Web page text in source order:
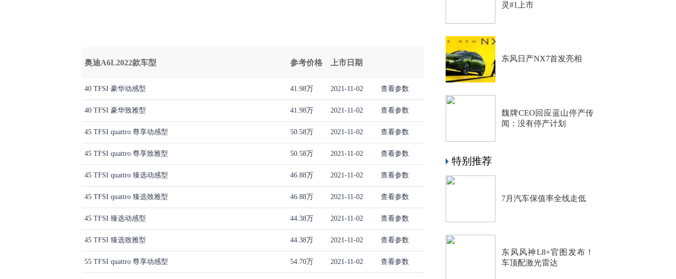
奥迪A6L2022款车型 参考价格 上市日期
40 TFSI 豪华动感型 41.98万 2021-11-02 查看参数
40 TFSI 豪华致雅型 41.98万 2021-11-02 查看参数
45 TFSI quattro 尊享动感型 50.58万 2021-11-02 查看参数
45 TFSI quattro 尊享致雅型 50.58万 2021-11-02 查看参数
45 TFSI quattro 臻选动感型 46.88万 2021-11-02 查看参数
45 TFSI quattro 臻选致雅型 46.88万 2021-11-02 查看参数
45 TFSI 臻选动感型 44.38万 2021-11-02 查看参数
45 TFSI 臻选致雅型 44.38万 2021-11-02 查看参数
55 TFSI quattro 尊享动感型 54.70万 2021-11-02 查看参数
灵#1上市
东风日产NX7首发亮相
魏牌CEO回应蓝山停产传
闻：没有停产计划
特别推荐
7月汽车保值率全线走低
东风风神L8+官图发布！
车顶配激光雷达